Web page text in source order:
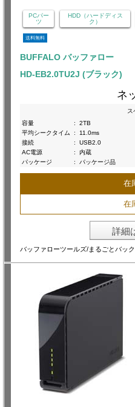
PCパー
ツ
HDD（ハードディス
ク）
送料無料
BUFFALO バッファロー
HD-EB2.0TU2J (ブラック)
ネ
ス
容量
:
2TB
平均シークタイム
:
11.0ms
接続
:
USB2.0
AC電源
:
内蔵
パッケージ
: パッケージ品
在
在
詳細
バッファローツールズ/まるごとバッ